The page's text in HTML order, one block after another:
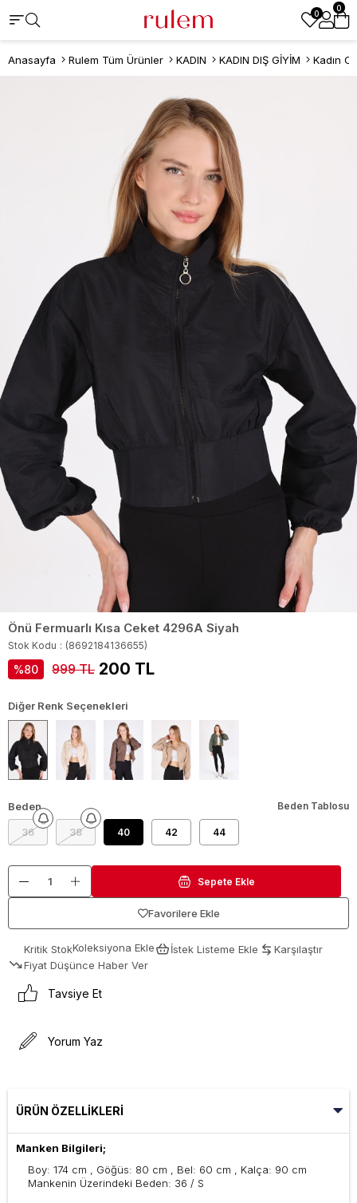
0
0
Anasayfa Rulem Tüm Ürünler KADIN KADIN DIŞ GİYİM Kadın
Önü Fermuarlı Kısa Ceket 4296A Siyah
Stok Kodu (8692184136655)
80 999 TL 200 TL
Diğer Renk Seçenekleri
Beden
36 38 40 42 44
Beden Tablosu
Favorilere Ekle
Kritik StokKoleksiyona Ekle İstek Listeme Ekle
Karşılaştır
Fiyat Düşünce Haber Ver
Tavsiye Et
Yorum Yaz
ÜRÜN ÖZELLIKLERI
Manken Bilgileri;
Boy: 174 cm , Göğüs: 80 cm , Bel: 60 cm , Kalça: 90 cm
Mankenin Üzerindeki Beden: 36 / S